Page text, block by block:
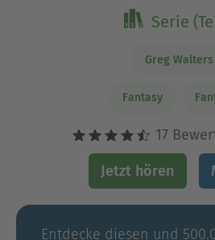
Serie
Greg Walters
Fantasy
17
Jetzt hören
Entdecke diesen und